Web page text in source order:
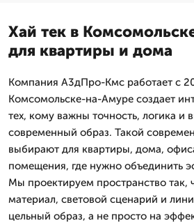
Хай тек в
для квартиры и дома
Компания А3дПро-Кмс работает с
Комсомольске-на-Амуре создает
тех, кому важны точность, логика и
современный образ. Такой
выбирают для квартиры, дома,
помещения, где нужно объединить
Мы проектируем пространство так,
материал, световой сценарий и
цельный образ, а не просто на